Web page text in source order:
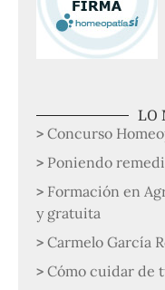
LO
Concurso
Poniendo
Formación en
y gratuita
Carmelo García
Cómo cuidar de